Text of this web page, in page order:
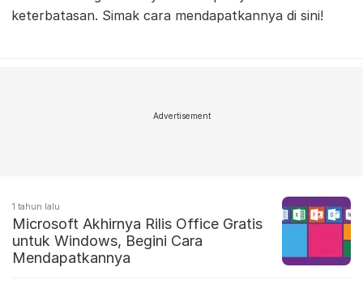
keterbatasan. Simak cara mendapatkannya di sini!
Advertisement
1 tahun lalu
Microsoft Akhirnya Rilis Office Gratis
untuk Windows, Begini Cara
Mendapatkannya